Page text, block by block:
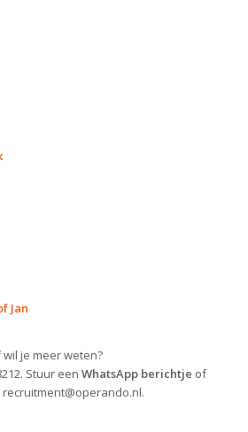
Jan
je meer weten?
Stuur een WhatsApp berichtje of